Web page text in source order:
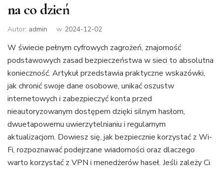
na co dzień
Autor: admin w 2024-12-02
W świecie pełnym cyfrowych zagrożeń, znajomość
podstawowych zasad bezpieczeństwa w sieci to absolutna
konieczność. Artykuł przedstawia praktyczne wskazówki,
jak chronić swoje dane osobowe, unikać oszustw
internetowych i zabezpieczyć konta przed
nieautoryzowanym dostępem dzięki silnym hasłom,
dwuetapowemu uwierzytelnianiu i regularnym
aktualizacjom. Dowiesz się, jak bezpiecznie korzystać z Wi-
Fi, rozpoznawać podejrzane wiadomości oraz dlaczego
warto korzystać z VPN i menedżerów haseł. Jeśli zależy Ci